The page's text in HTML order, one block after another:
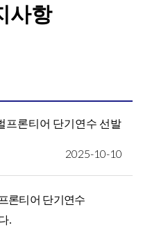
사항
프론티어 단기연수 선발
2025-10-10
론티어 단기연수
.